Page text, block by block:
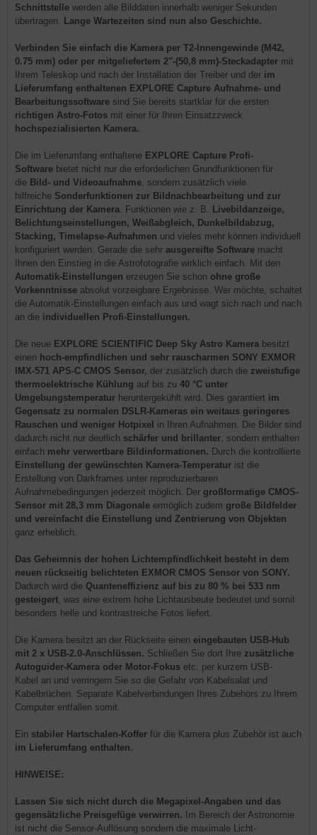
Schnittstelle werden alle Bilddaten innerhalb weniger Sekunden
übertragen. Lange Wartezeiten sind nun also Geschichte.
Verbinden Sie einfach die Kamera per T2-Innengewinde (M42,
0.75 mm) oder per mitgeliefertem 2"-(50,8 mm)-Steckadapter mit
Ihrem Teleskop und nach der Installation der Treiber und der im
Lieferumfang enthaltenen EXPLORE Capture Aufnahme- und
Bearbeitungssoftware sind Sie bereits startklar für die ersten
richtigen Astro-Fotos mit einer für Ihren Einsatzzweck
hochspezialisierten Kamera.
Die im Lieferumfang enthaltene EXPLORE Capture Profi-
Software bietet nicht nur die erforderlichen Grundfunktionen für
die Bild- und Videoaufnahme, sondern zusätzlich viele
hilfreiche Sonderfunktionen zur Bildnachbearbeitung und zur
Einrichtung der Kamera. Funktionen wie z. B. Livebildanzeige,
Belichtungseinstellungen, Weißabgleich, Dunkelbildabzug,
Stacking, Timelapse-Aufnahmen und vieles mehr können individuell
konfiguriert werden. Gerade die sehr ausgereifte Software macht
Ihnen den Einstieg in die Astrofotografie wirklich einfach. Mit den
Automatik-Einstellungen erzeugen Sie schon ohne große
Vorkenntnisse absolut vorzeigbare Ergebnisse. Wer möchte, schaltet
die Automatik-Einstellungen einfach aus und wagt sich nach und nach
an die individuellen Profi-Einstellungen.
Die neue EXPLORE SCIENTIFIC Deep Sky Astro Kamera besitzt
einen hoch-empfindlichen und sehr rauscharmen SONY EXMOR
IMX-571 APS-C CMOS Sensor, der zusätzlich durch die zweistufige
thermoelektrische Kühlung auf bis zu 40 °C unter
Umgebungstemperatur heruntergekühlt wird. Dies garantiert im
Gegensatz zu normalen DSLR-Kameras ein weitaus geringeres
Rauschen und weniger Hotpixel in Ihren Aufnahmen. Die Bilder sind
dadurch nicht nur deutlich schärfer und brillanter, sondern enthalten
einfach mehr verwertbare Bildinformationen. Durch die kontrollierte
Einstellung der gewünschten Kamera-Temperatur ist die
Erstellung von Darkframes unter reproduzierbaren
Aufnahmebedingungen jederzeit möglich. Der großformatige CMOS-
Sensor mit 28,3 mm Diagonale ermöglich zudem große Bildfelder
und vereinfacht die Einstellung und Zentrierung von Objekten
ganz erheblich.
Das Geheimnis der hohen Lichtempfindlichkeit besteht in dem
neuen rückseitig belichteten EXMOR CMOS Sensor von SONY.
Dadurch wird die Quanteneffizienz auf bis zu 80 % bei 533 nm
gesteigert, was eine extrem hohe Lichtausbeute bedeutet und somit
besonders helle und kontrastreiche Fotos liefert.
Die Kamera besitzt an der Rückseite einen eingebauten USB-Hub
mit 2 x USB-2.0-Anschlüssen. Schließen Sie dort Ihre zusätzliche
Autoguider-Kamera oder Motor-Fokus etc. per kurzem USB-
Kabel an und verringern Sie so die Gefahr von Kabelsalat und
Kabelbrüchen. Separate Kabelverbindungen Ihres Zubehörs zu Ihrem
Computer entfallen somit.
Ein stabiler Hartschalen-Koffer für die Kamera plus Zubehör ist auch
im Lieferumfang enthalten.
HINWEISE:
Lassen Sie sich nicht durch die Megapixel-Angaben und das
gegensätzliche Preisgefüge verwirren. Im Bereich der Astronomie
ist nicht die Sensor-Auflösung sondern die maximale Licht-